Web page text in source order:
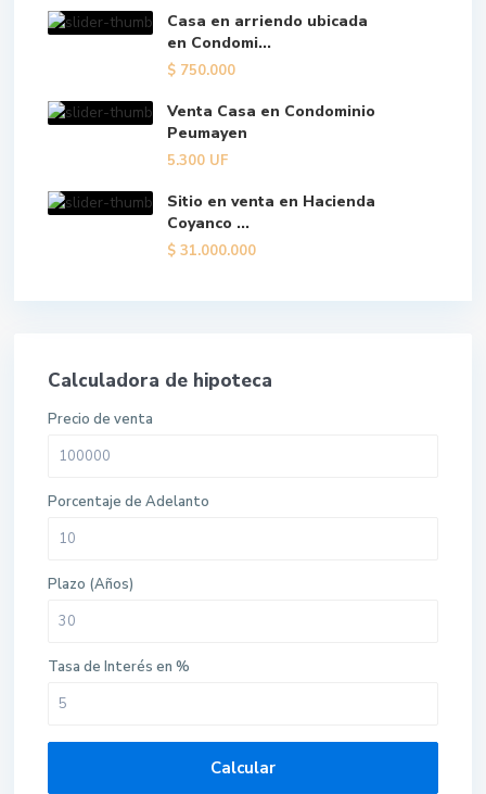
Casa en arriendo ubicada
en Condomi...
$ 750.000
Venta Casa en Condominio
Peumayen
5.300 UF
Sitio en venta en Hacienda
Coyanco ...
$ 31.000.000
Calculadora de hipoteca
Precio de venta
Porcentaje de Adelanto
Plazo (Años)
Tasa de Interés en %
Calcular